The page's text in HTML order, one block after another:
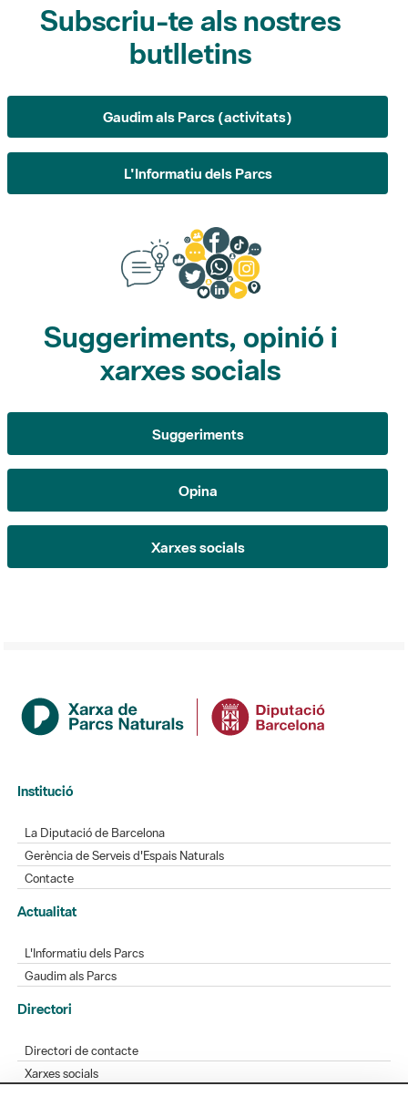
Subscriu-te als nostres
butlletins
Gaudim als Parcs (activitats)
L'Informatiu dels Parcs
Suggeriments, opinió i
xarxes socials
Suggeriments
Opina
Xarxes socials
Institució
La Diputació de Barcelona
Gerència de Serveis d'Espais Naturals
Contacte
Actualitat
L'Informatiu dels Parcs
Gaudim als Parcs
Directori
Directori de contacte
Xarxes socials